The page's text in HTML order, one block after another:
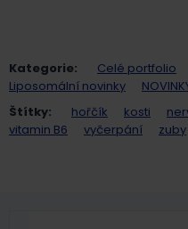
Kategorie: Celé portfolio
Liposomální novinky
Štítky:
hořčík kosti
vitamin B6
vyčerpání zuby